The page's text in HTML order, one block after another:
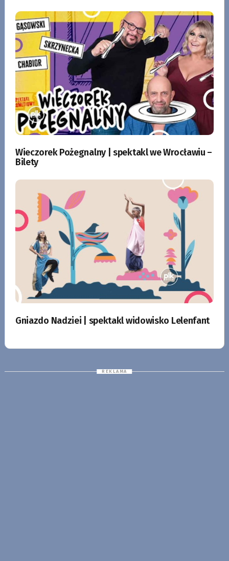
Wieczorek Pożegnalny | spektakl we Wrocławiu –
Bilety
Gniazdo Nadziei | spektakl widowisko Lelenfant